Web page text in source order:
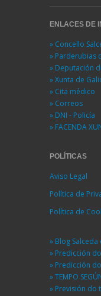
ENLACES DE
» Concello
» Parderubias
» Deputación
» Xunta de
» Cita médico
» Correos
» DNI - Policía
» FACENDA
POLÍTICAS
Aviso Legal
Política de
Política de
» Blog Salceda
» Predicción
» Predicción
» TEMPO
» Previsión do